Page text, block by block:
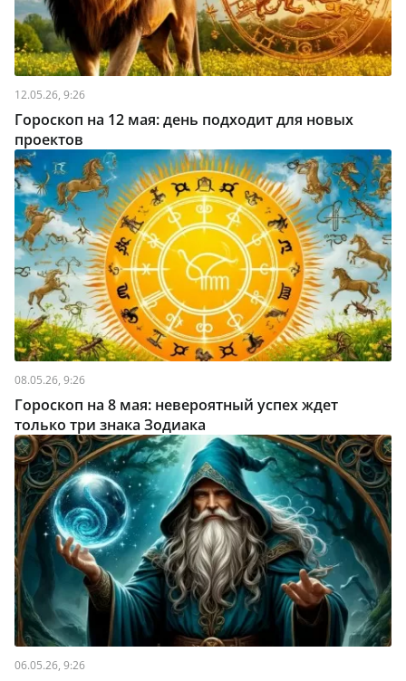
12.05.26, 9:26
Гороскоп на 12 мая: день подходит для новых
проектов
08.05.26, 9:26
Гороскоп на 8 мая: невероятный успех ждет
только три знака Зодиака
06.05.26, 9:26